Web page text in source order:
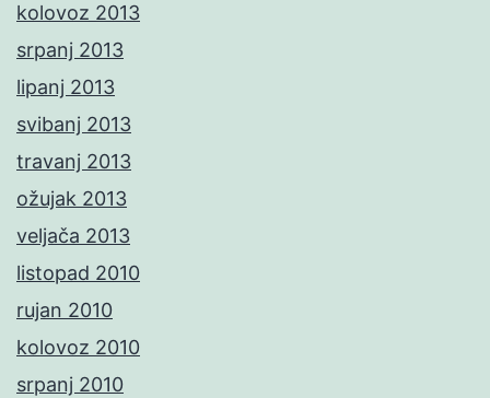
kolovoz 2013
srpanj 2013
lipanj 2013
svibanj 2013
travanj 2013
ožujak 2013
veljača 2013
listopad 2010
rujan 2010
kolovoz 2010
srpanj 2010